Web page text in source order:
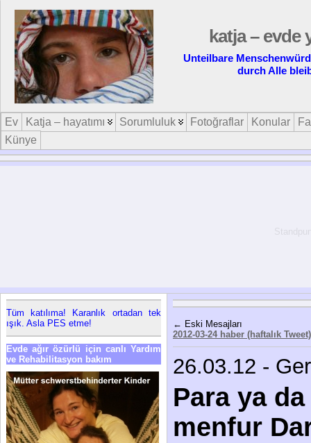
katja – evde
Unteilbare
durch Alle
Ev Katja – hayatımı Sorumluluk Fotoğraflar Konular
Künye
Tüm ka­tı­lı­ma! Ka­ran­lık or­ta­dan tek
ışık. As­la PES et­me!
Ev­de ağır özür­lü için can­lı Yar­dım
ve Re­ha­bi­li­tas­yon ba­kım
← Eski Mesajları
2012-03-24 haber (haftalık Tweet)
26.03.12 -
Para ya
menfur